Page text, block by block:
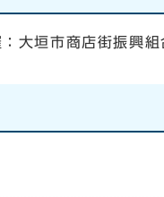
大垣市商店街振興組